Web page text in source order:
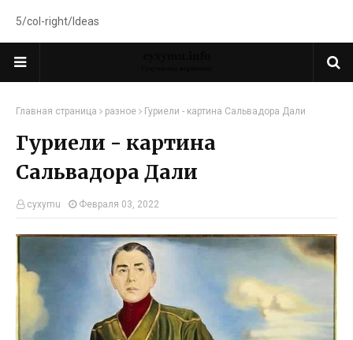
5/col-right/Ideas
Главная страница разное Гуриели - картина Сальвадора Дали
Гуриели - картина
Сальвадора Дали
cyxymu Февраля 03, 2022